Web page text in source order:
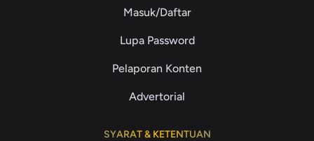
Masuk/Daftar
Lupa Password
Pelaporan Konten
Advertorial
SYARAT & KETENTUAN